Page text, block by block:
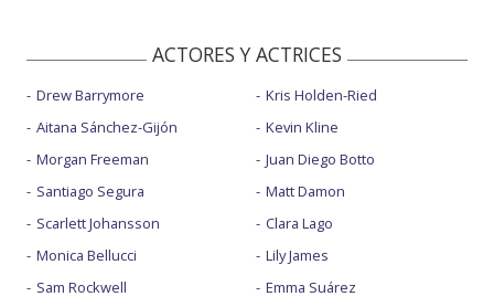
ACTORES Y ACTRICES
Drew Barrymore
Aitana Sánchez-Gijón
Morgan Freeman
Santiago Segura
Scarlett Johansson
Monica Bellucci
Sam Rockwell
Kris Holden-Ried
Kevin Kline
Juan Diego Botto
Matt Damon
Clara Lago
Lily James
Emma Suárez